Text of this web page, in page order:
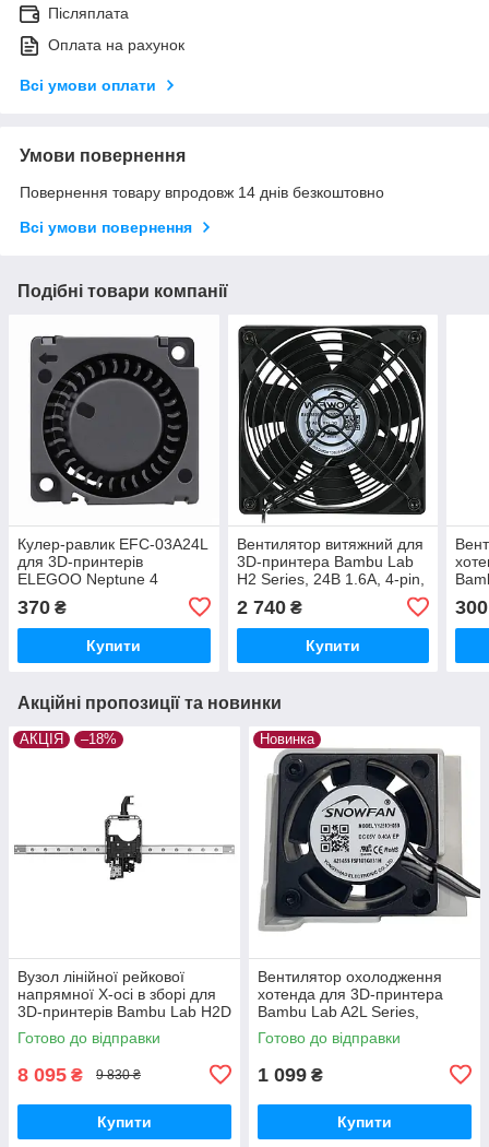
Післяплата
Оплата на рахунок
Всі умови оплати
Умови повернення
Повернення товару впродовж 14 днів безкоштовно
Всі умови повернення
Подібні товари компанії
Кулер-равлик EFC-03A24L
для 3D-принтерів
ELEGOO Neptune 4
турбінного типу, 24В 0.1A
(04.203.0014/50.204.0278)
370 ₴
Купити
Вентилятор витяжний для
3D-принтера Bambu Lab
H2 Series, 24В 1.6A, 4-pin,
2 740₴
Купити
300
Акційні пропозиції та новинки
АКЦІЯ –18%
Вузол лінійної рейкової
напрямної X-осі в зборі для
3D-принтерів Bambu Lab H2D
Series, (оригінал, FAC110)
Готово до відправки
8 095 ₴ 9 830 ₴
Купити
Новинка
Вентилятор охолодження
хотенда для 3D-принтера
Bambu Lab A2L Series,
безщітковий, 5В 0.4A,
(оригінал, FAF027)
Готово до відправки
1 099 ₴
Купити